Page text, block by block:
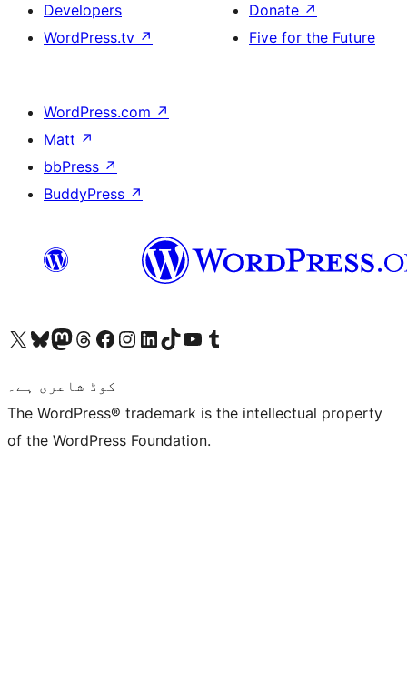
Developers
WordPress.tv ↗
Donate ↗
Five for the Future
WordPress.com ↗
Matt ↗
bbPress ↗
BuddyPress ↗
Visit our X (formerly Twitter) account
ہمارے بلیواسکائی اکاؤنٹ پر جائیں
Visit our Mastodon account
ہمارے ٹھریڈز اکاؤنٹ پر جائیں
Visit our Facebook page
Visit our Instagram account
Visit our LinkedIn account
ہمارے ٹک ٹاک اکاؤنٹ پر جائیں
Visit our YouTube channel
ہمارے ٹمبلر اکاؤنٹ پر جائیں
کوڈ شاعری ہے۔
The WordPress® trademark is the intellectual property
of the WordPress Foundation.